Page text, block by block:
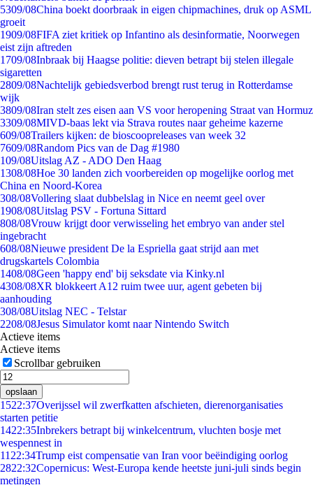
5309/08China boekt doorbraak in eigen chipmachines, druk op ASML
groeit
1909/08FIFA ziet kritiek op Infantino als desinformatie, Noorwegen
eist zijn aftreden
1709/08Inbraak bij Haagse politie: dieven betrapt bij stelen illegale
sigaretten
2809/08Nachtelijk gebiedsverbod brengt rust terug in Rotterdamse
wijk
3809/08Iran stelt zes eisen aan VS voor heropening Straat van Hormuz
3309/08MIVD-baas lekt via Strava routes naar geheime kazerne
609/08Trailers kijken: de bioscoopreleases van week 32
7609/08Random Pics van de Dag #1980
109/08Uitslag AZ - ADO Den Haag
1308/08Hoe 30 landen zich voorbereiden op mogelijke oorlog met
China en Noord-Korea
308/08Vollering slaat dubbelslag in Nice en neemt geel over
1908/08Uitslag PSV - Fortuna Sittard
808/08Vrouw krijgt door verwisseling het embryo van ander stel
ingebracht
608/08Nieuwe president De la Espriella gaat strijd aan met
drugskartels Colombia
1408/08Geen 'happy end' bij seksdate via Kinky.nl
4308/08XR blokkeert A12 ruim twee uur, agent gebeten bij
aanhouding
308/08Uitslag NEC - Telstar
2208/08Jesus Simulator komt naar Nintendo Switch
Actieve items
Actieve items
Scrollbar gebruiken
opslaan
1522:37Overijssel wil zwerfkatten afschieten, dierenorganisaties
starten petitie
1422:35Inbrekers betrapt bij winkelcentrum, vluchten bosje met
wespennest in
11 22:34Trump eist compensatie van Iran voor beëindiging oorlog
2822:32Copernicus: West-Europa kende heetste juni-juli sinds begin
metingen